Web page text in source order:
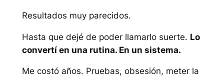
Resultados muy parecidos.
Hasta que dejé de poder llamarlo suerte. Lo
convertí en una rutina. En un sistema.
Me costó años. Pruebas, obsesión, meter la